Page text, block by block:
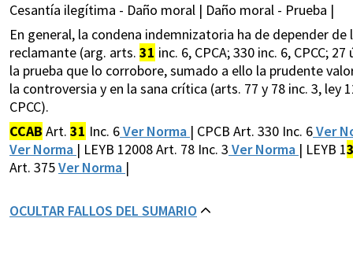
Cesantía ilegítima - Daño moral | Daño moral - Prueba |
En general, la condena indemnizatoria ha de depender
reclamante (arg. arts. 31 inc. 6, CPCA; 330 inc. 6, CPCC;
la prueba que lo corrobore, sumado a ello la prudente
la controversia y en la sana crítica (arts. 77 y 78 inc. 3, ley
CPCC).
CCAB Art. 31 Inc. 6Ver Norma | CPCB Art. 330 Inc. 6Ver
Ver Norma | LEYB 12008 Art. 78 Inc. 3 Ver Norma | LEYB 1
Art. 375Ver Norma |
OCULTAR FALLOS DEL SUMARIO